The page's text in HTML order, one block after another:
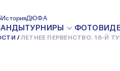
ИсторияДЮФА
ТУРНИРЫ ФОТО
ЛЕТНЕЕ ПЕРВЕНСТВО. 16-Й
16-Й